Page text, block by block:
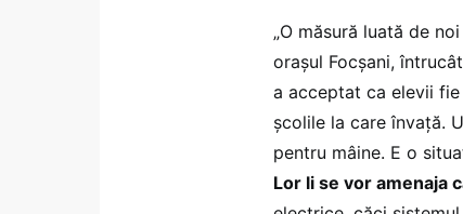
„O măsură luată de
orașul Focșani,
a acceptat ca elevii
școlile la care învață.
pentru mâine. E o
Lor li se vor amenaja